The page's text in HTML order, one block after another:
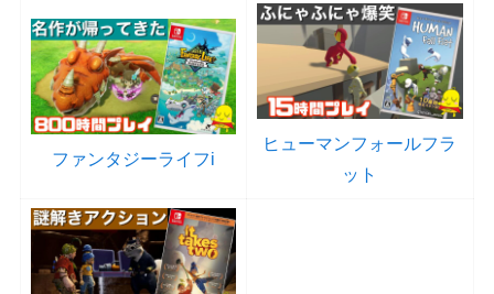
ファンタジーライフi
ヒューマンフォールフラ
ット